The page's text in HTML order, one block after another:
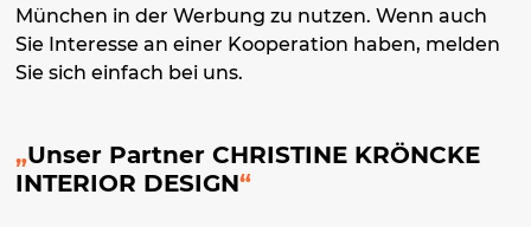
München in der Werbung zu nutzen. Wenn auch
Sie Interesse an einer Kooperation haben, melden
Sie sich einfach bei uns.
Unser Partner CHRISTINE KRÖNCKE
INTERIOR DESIGN